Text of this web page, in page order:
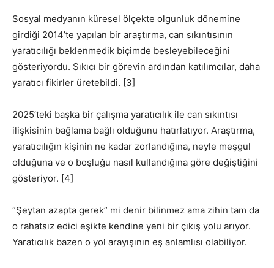
Sosyal medyanın küresel ölçekte olgunluk dönemine
girdiği 2014’te yapılan bir araştırma, can sıkıntısının
yaratıcılığı beklenmedik biçimde besleyebileceğini
gösteriyordu. Sıkıcı bir görevin ardından katılımcılar, daha
yaratıcı fikirler üretebildi. [3]
2025’teki başka bir çalışma yaratıcılık ile can sıkıntısı
ilişkisinin bağlama bağlı olduğunu hatırlatıyor. Araştırma,
yaratıcılığın kişinin ne kadar zorlandığına, neyle meşgul
olduğuna ve o boşluğu nasıl kullandığına göre değiştiğini
gösteriyor. [4]
“Şeytan azapta gerek” mi denir bilinmez ama zihin tam da
o rahatsız edici eşikte kendine yeni bir çıkış yolu arıyor.
Yaratıcılık bazen o yol arayışının eş anlamlısı olabiliyor.